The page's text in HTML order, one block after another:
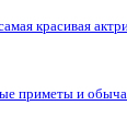
красивая
приметы и